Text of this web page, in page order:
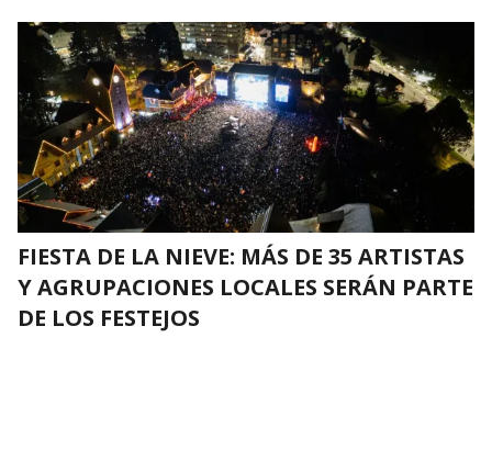
FIESTA DE LA NIEVE: MÁS DE 35 ARTISTAS
Y AGRUPACIONES LOCALES SERÁN PARTE
DE LOS FESTEJOS